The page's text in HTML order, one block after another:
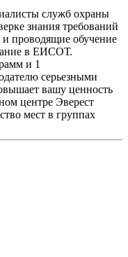
служб охраны
знания требований
проводящие обучение
в ЕИСОТ.
и 1
серьезными
вашу ценность
центре Эверест
мест в группах